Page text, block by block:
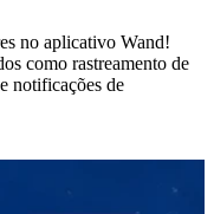
no aplicativo Wand!
como rastreamento de
notificações de